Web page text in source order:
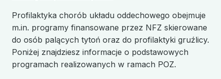
Profilaktyka chorób układu oddechowego obejmuje
m.in. programy finansowane przez NFZ skierowane
do osób palących tytoń oraz do profilaktyki gruźlicy.
Poniżej znajdziesz informacje o podstawowych
programach realizowanych w ramach POZ.